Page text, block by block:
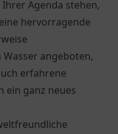
Agenda stehen,
hervorragende
angeboten,
erfahrene
ein ganz neues